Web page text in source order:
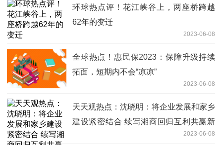
环球热点评！花江峡谷上，两座桥跨越
62年的变迁
2023-06-08
全球热点！惠民保2023：保障升级持续
拓面，短期内不会“凉凉”
2023-06-08
天天观热点：沈晓明：将企业发展和家乡
建设紧密结合 续写湘商回归互利共赢新
2023-06-08